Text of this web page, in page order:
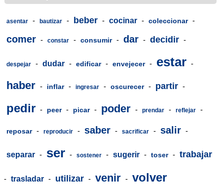
asentar - bautizar - beber - cocinar - coleccionar -
comer - constar - consumir - dar - decidir -
despejar - dudar - edificar - envejecer - estar -
haber - inflar - ingresar - oscurecer - partir -
pedir - peer - picar - poder - prendar - reflejar -
reposar - reproducir - saber - sacrificar - salir -
separar - ser - sostener - sugerir - toser - trabajar
- trasladar - utilizar - venir - volver